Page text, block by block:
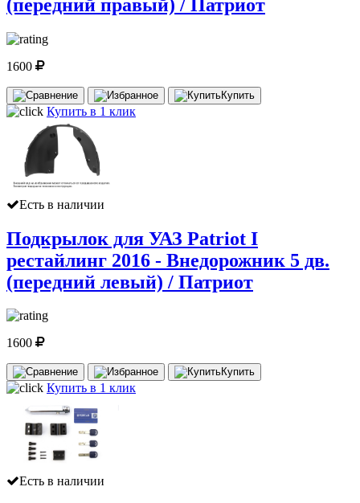
(передний правый) / Патриот
1600
Купить
Купить в 1 клик
Есть в наличии
Подкрылок для УАЗ Patriot I
рестайлинг 2016 - Внедорожник 5 дв.
(передний левый) / Патриот
1600
Купить
Купить в 1 клик
Есть в наличии